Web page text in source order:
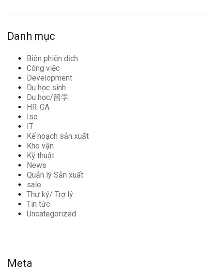
Danh mục
Biên phiên dịch
Công việc
Development
Du học sinh
Du học/留学
HR-GA
Iso
IT
Kế hoạch sản xuất
Kho vận
Kỹ thuật
News
Quản lý Sản xuất
sale
Thư ký/ Trợ lý
Tin tức
Uncategorized
Meta